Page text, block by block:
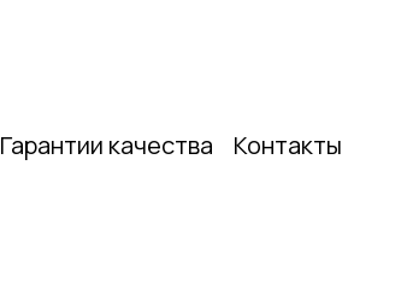
Гарантии качества Контакты